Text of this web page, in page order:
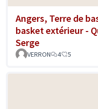
Angers, Terre de
basket extérieur -
Serge
VERRON 4 5